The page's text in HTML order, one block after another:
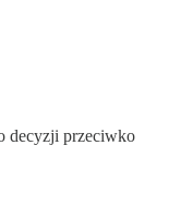
decyzji przeciwko